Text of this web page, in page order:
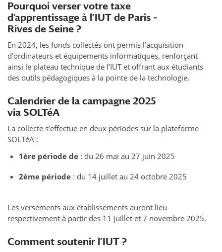
Pourquoi verser votre taxe
d’apprentissage à l’IUT de Paris –
Rives de Seine ?
En 2024, les fonds collectés ont permis l’acquisition
d’ordinateurs et équipements informatiques, renforçant
ainsi le plateau technique de l’IUT et offrant aux étudiants
des outils pédagogiques à la pointe de la technologie.
Calendrier de la campagne 2025
via SOLTéA
La collecte s’effectue en deux périodes sur la plateforme
SOLTéA :
1ère période de : du 26 mai au 27 juin 2025
2ème période : du 14 juillet au 24 octobre 2025
Les versements aux établissements auront lieu
respectivement à partir des 11 juillet et 7 novembre 2025.
Comment soutenir l’IUT ?